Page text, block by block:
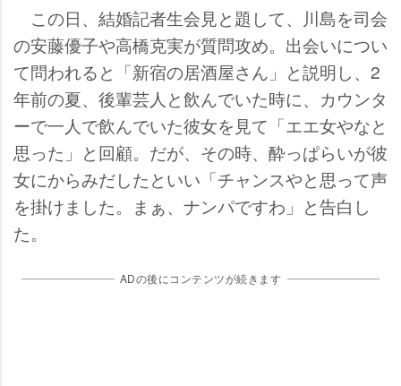
この日、結婚記者生会見と題して、川島を司会
の安藤優子や高橋克実が質問攻め。出会いについ
て問われると「新宿の居酒屋さん」と説明し、2
年前の夏、後輩芸人と飲んでいた時に、カウンタ
ーで一人で飲んでいた彼女を見て「エエ女やなと
思った」と回顧。だが、その時、酔っぱらいが彼
女にからみだしたといい「チャンスやと思って声
を掛けました。まぁ、ナンパですわ」と告白し
た。
ADの後にコンテンツが続きます